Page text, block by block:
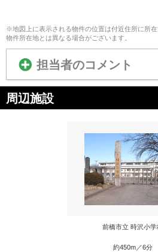
※地図上に表示される物件の位置は付近住所に所
物件所在地とは異なる場合がございます。
担当者のコメント
周辺施設
前橋市立 時沢小学
約450m／6分